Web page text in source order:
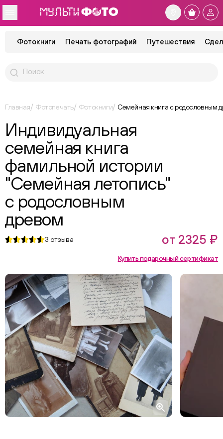
Фотокниги Печать фотографий Путешествия
Главная Фотопечать Фотокниги Семейная книга с родословным
Индивидуальная
семейная книга
фамильной истории
"Семейная летопись"
с родословным
древом
3 отзыва от 2325 ₽
Купить подарочный сертификат